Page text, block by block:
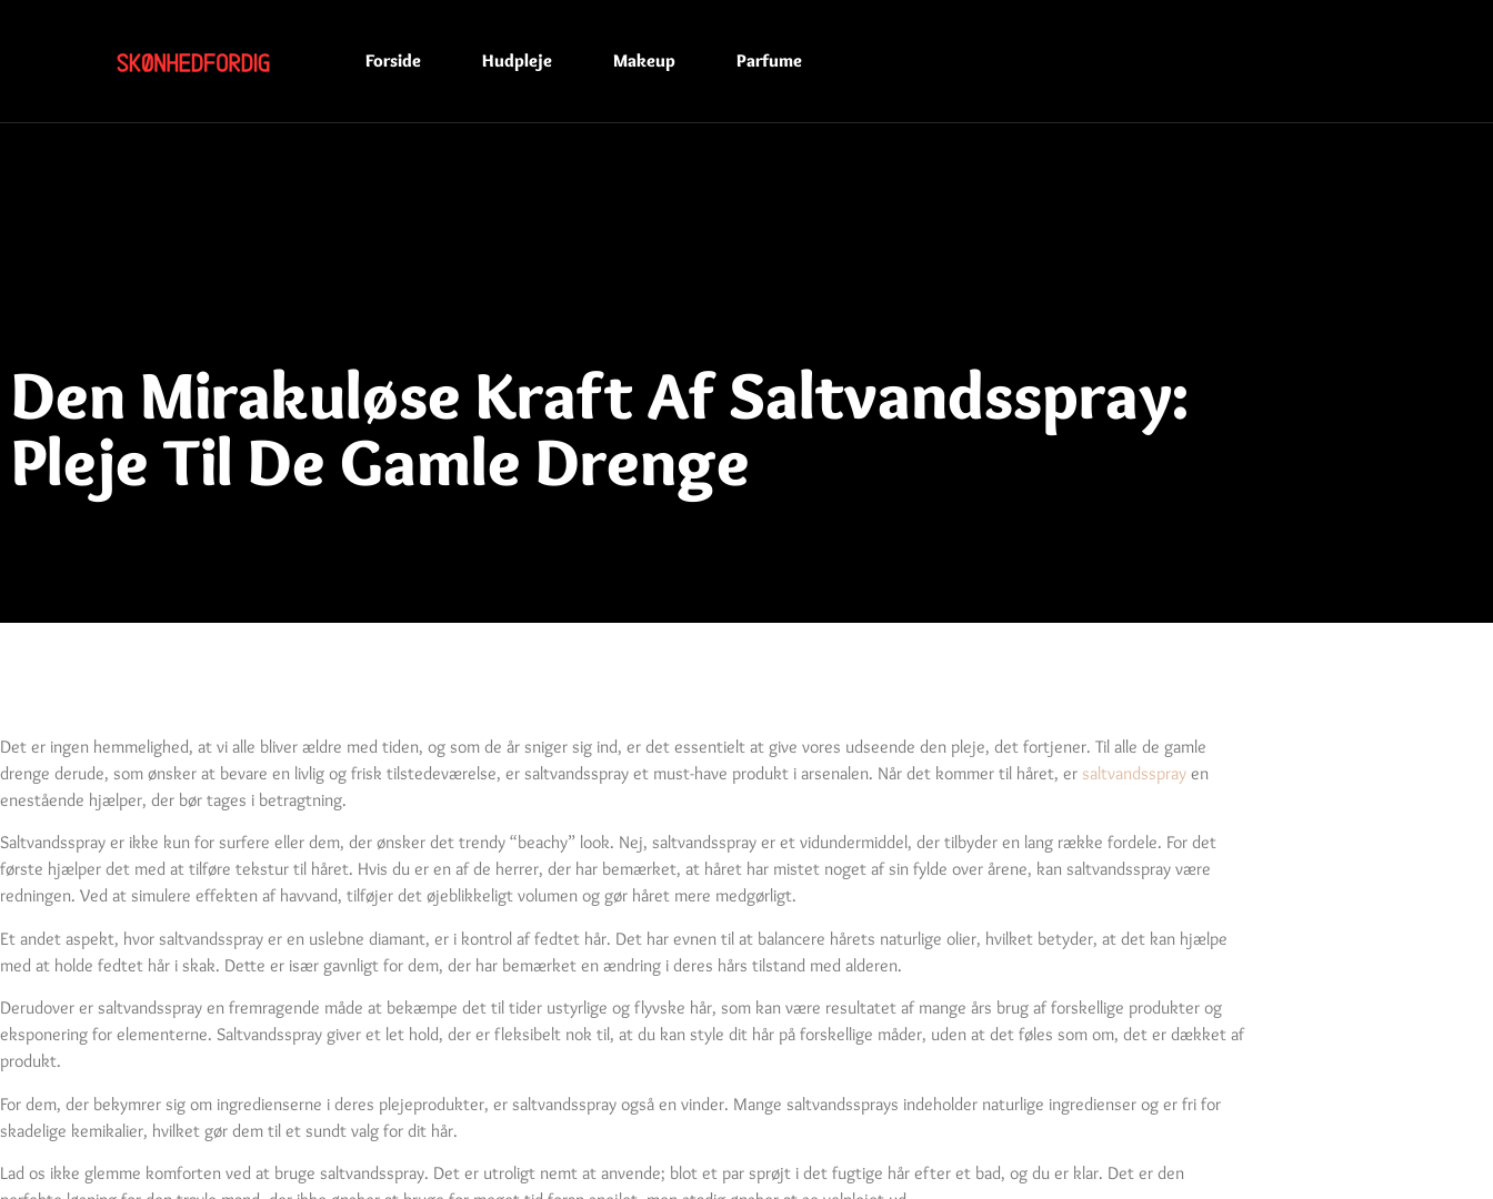
Forside Hudpleje Makeup Parfume
Den Mirakuløse Kraft Af Saltvandsspray:
Pleje Til De Gamle Drenge
Det er ingen hemmelighed, at vi alle bliver ældre med tiden, og som de år sniger sig ind, er det essentielt at give vores udseende den pleje, det fortjener. Til alle de gamle
drenge derude, som ønsker at bevare en livlig og frisk tilstedeværelse, er saltvandsspray et must-have produkt i arsenalen. Når det kommer til håret, er saltvandsspray en
enestående hjælper, der bør tages i betragtning.
Saltvandsspray er ikke kun for surfere eller dem, der ønsker det trendy “beachy” look. Nej, saltvandsspray er et vidundermiddel, der tilbyder en lang række fordele. For det
første hjælper det med at tilføre tekstur til håret. Hvis du er en af de herrer, der har bemærket, at håret har mistet noget af sin fylde over årene, kan saltvandsspray være
redningen. Ved at simulere effekten af havvand, tilføjer det øjeblikkeligt volumen og gør håret mere medgørligt.
Et andet aspekt, hvor saltvandsspray er en uslebne diamant, er i kontrol af fedtet hår. Det har evnen til at balancere hårets naturlige olier, hvilket betyder, at det kan hjælpe
med at holde fedtet hår i skak. Dette er især gavnligt for dem, der har bemærket en ændring i deres hårs tilstand med alderen.
Derudover er saltvandsspray en fremragende måde at bekæmpe det til tider ustyrlige og flyvske hår, som kan være resultatet af mange års brug af forskellige produkter og
eksponering for elementerne. Saltvandsspray giver et let hold, der er fleksibelt nok til, at du kan style dit hår på forskellige måder, uden at det føles som om, det er dækket af
produkt.
For dem, der bekymrer sig om ingredienserne i deres plejeprodukter, er saltvandsspray også en vinder. Mange saltvandssprays indeholder naturlige ingredienser og er fri for
skadelige kemikalier, hvilket gør dem til et sundt valg for dit hår.
Lad os ikke glemme komforten ved at bruge saltvandsspray. Det er utroligt nemt at anvende; blot et par sprøjt i det fugtige hår efter et bad, og du er klar. Det er den